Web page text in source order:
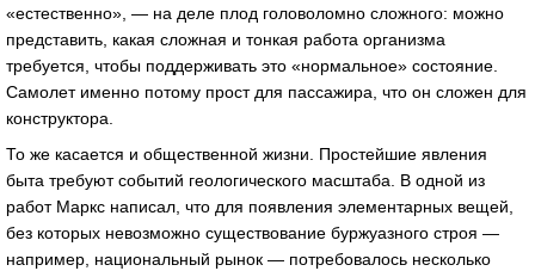
«естественно», — на деле плод головоломно сложного: можно
представить, какая сложная и тонкая работа организма
требуется, чтобы поддерживать это «нормальное» состояние.
Самолет именно потому прост для пассажира, что он сложен для
конструктора.
То же касается и общественной жизни. Простейшие явления
быта требуют событий геологического масштаба. В одной из
работ Маркс написал, что для появления элементарных вещей,
без которых невозможно существование буржуазного строя —
например, национальный рынок — потребовалось несколько